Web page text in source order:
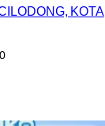
KOTA